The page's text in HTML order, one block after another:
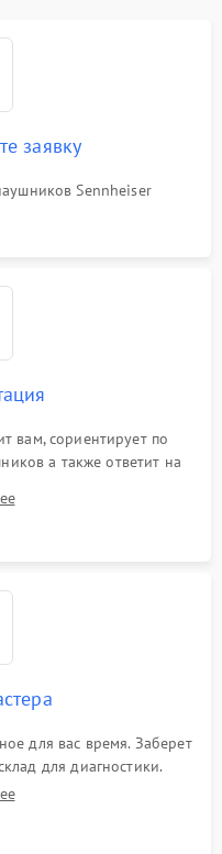
заявку
Sennheiser
вам, сориентирует по
а также ответит на
для вас время. Заберет
для диагностики.